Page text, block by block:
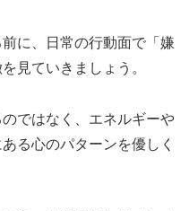
に、日常の行動面で「嫌
見ていきましょう。
ではなく、エネルギーや
る心のパターンを優しく